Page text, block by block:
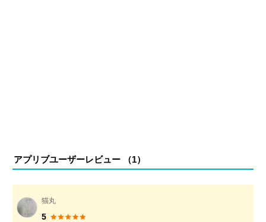
アプリブユーザーレビュー （1）
猫丸
5